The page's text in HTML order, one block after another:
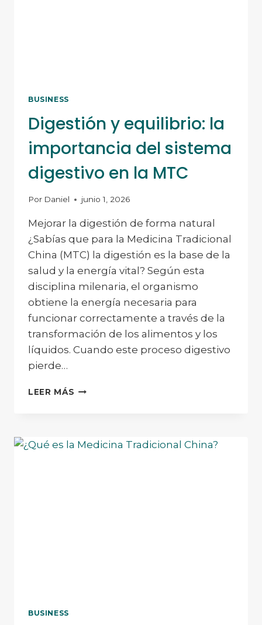
BUSINESS
Digestión y equilibrio: la
importancia del sistema
digestivo en la MTC
Por Daniel junio 1, 2026
Mejorar la digestión de forma natural
¿Sabías que para la Medicina Tradicional
China (MTC) la digestión es la base de la
salud y la energía vital? Según esta
disciplina milenaria, el organismo
obtiene la energía necesaria para
funcionar correctamente a través de la
transformación de los alimentos y los
líquidos. Cuando este proceso digestivo
pierde…
LEER MÁS DIGESTIÓN
DEL
BUSINESS